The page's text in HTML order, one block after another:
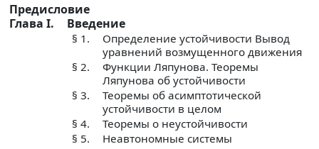
Предисловие
Глава I.
Введение
§ 1.
Определение устойчивости Вывод
уравнений возмущенного движения
§ 2.
Функции Ляпунова. Теоремы
Ляпунова об устойчивости
§ 3.
Теоремы об асимптотической
устойчивости в целом
§ 4.
Теоремы о неустойчивости
§ 5.
Неавтономные системы